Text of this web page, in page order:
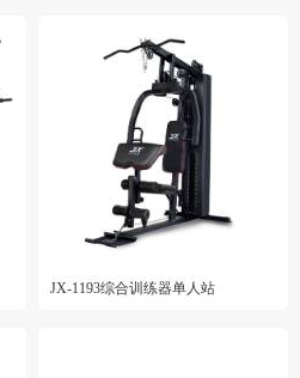
JX-1193综合训练器单人站